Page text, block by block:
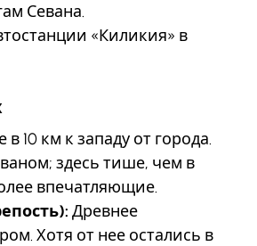
Севана.
«Киликия» в
10 км к западу от города.
здесь тише, чем в
впечатляющие.
Древнее
Хотя от нее остались в